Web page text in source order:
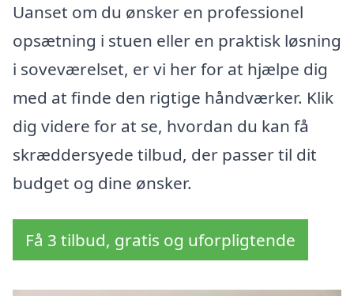
Uanset om du ønsker en professionel
opsætning i stuen eller en praktisk løsning
i soveværelset, er vi her for at hjælpe dig
med at finde den rigtige håndværker. Klik
dig videre for at se, hvordan du kan få
skræddersyede tilbud, der passer til dit
budget og dine ønsker.
Få 3 tilbud, gratis og uforpligtende